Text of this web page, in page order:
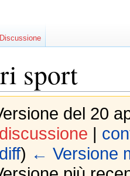
sport
del 20
|
) ← Versione
Discussione